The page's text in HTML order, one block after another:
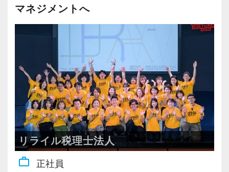
ーン制度を使い、ステップアップを実現してき
た実績が当社にはあります！
実践型インターンを通して学校では絶対に学ぶ
ことができない知識と実務を徹底的に磨くこと
ができます。
インターン終了後は新卒採用の道も用意してい
ます。26卒のインターン生も入社予定です。
【各種社会保険完備、ユニークな手当制度あ
り】
す。
税理士はサービス業です。誠実に仕事を行い、
お客様に満足していただくことを大事にしてく
れる方を求めています。
スキルと経験に合わせてキャリアを重ねつつ、
部下のマネジメントも少しずつお任せして自信
を持っていけるよう私たちもバックアップしま
す。
最初は自信が無くても意欲があれば大丈夫で
す。
■生産性を、待遇に還元
の成果を、働く人にも還元。
2022年11月、2025年7月にそれぞれ5％、2026
年10月にはパート職を含む全職種を対象に10％
のベースアップを実施します。
■仕事もイベントも、本気で楽しむ
「所長」「先生」と呼び合わないフラットな文
化に加え、リモート勤務や時差出勤など柔軟な
働き方を整えています。
ワーケーション、部活動、社内イベントも豊富
マネジメントへ
リライル税理士法人
work_outline 正社員